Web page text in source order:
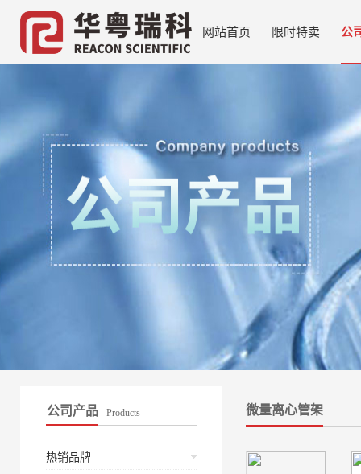
网站首页 限时特卖 公
公司产品 Products
热销品牌
微量离心管架